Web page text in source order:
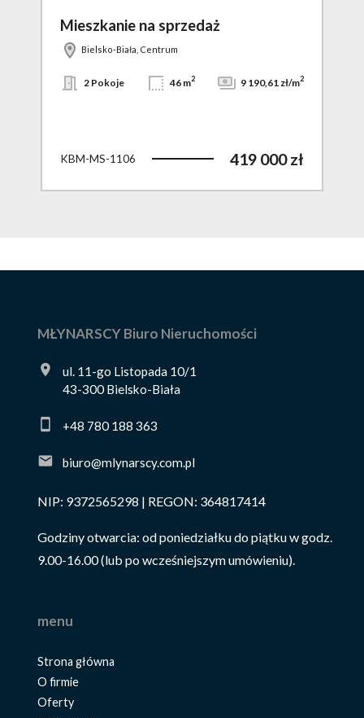
Mieszkanie na sprzedaż
Bielsko-Biała, Centrum
2 Pokoje 46 m2 9 190,61 zł/m2
KBM-MS-1106 419 000 zł
MŁYNARSCY Biuro Nieruchomości
ul. 11-go Listopada 10/1
43-300 Bielsko-Biała
+48 780 188 363
biuro@mlynarscy.com.pl
NIP: 9372565298 | REGON: 364817414
Godziny otwarcia: od poniedziałku do piątku w godz.
9.00-16.00 (lub po wcześniejszym umówieniu).
menu
Strona główna
O firmie
Oferty